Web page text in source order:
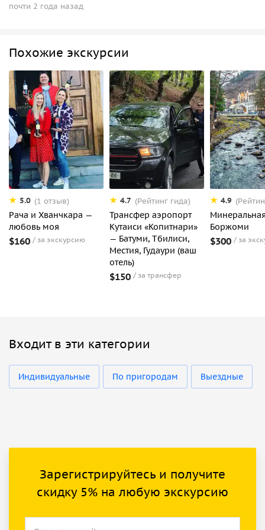
почти 2 года назад
Похожие экскурсии
5.0 (1 отзыв)
Рача и Хванчкара —
любовь моя
$160 за экскурсию
4.7 (Рейтинг гида)
Трансфер аэропорт
Кутаиси «Копитнари»
— Батуми, Тбилиси,
Местия, Гудаури (ваш
отель)
$150 за трансфер
4.9
Боржоми
$300 за
Входит в эти категории
Индивидуальные По пригородам Выездные
Зарегистрируйтесь и получите
скидку 5% на любую экскурсию